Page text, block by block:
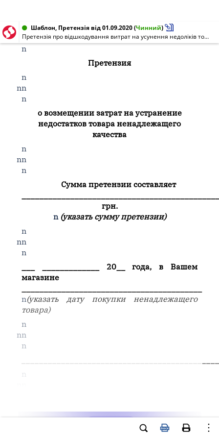
Шаблон, Претензія від 01.09.2020(Чинний)
Претензія про відшкодування витрат на усунення недоліків товару неналежної якості
n
Претензия
n
nn
n
о возмещении затрат на устранение
недостатков товара ненадлежащего
качества
n
nn
n
Сумма претензии составляет
грн.
n (указать сумму претензии)
n
nn
n
___ _____________ 20__ года, в Вашем
магазине
n(указать дату покупки ненадлежащего
товара)
n
nn
n
n